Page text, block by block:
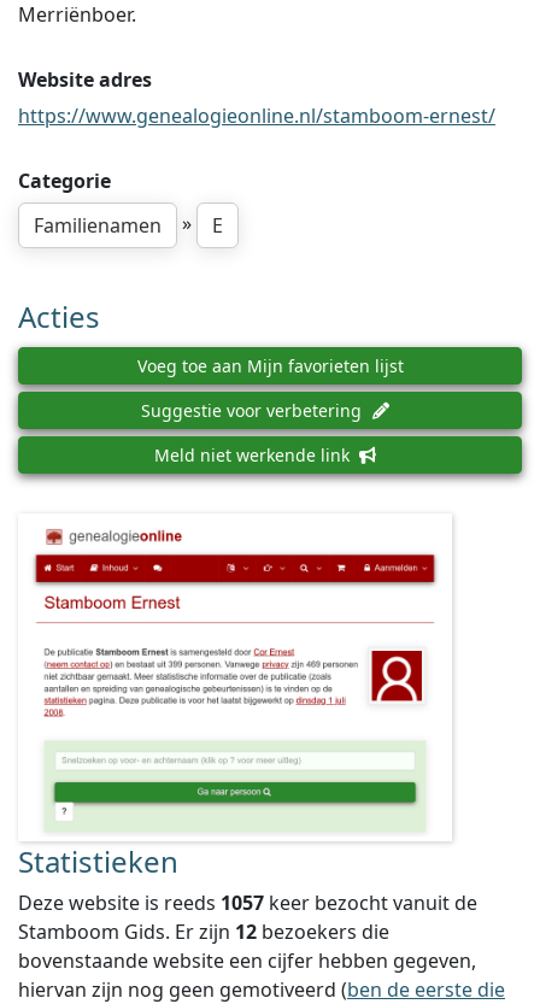
Merriënboer.
Website adres
https://www.genealogieonline.nl/stamboom-ernest/
Categorie
Familienamen
» E
Acties
Voeg toe aan Mijn favorieten lijst
Suggestie voor verbetering
Meld niet werkende link
Statistieken
Deze website is reeds 1057 keer bezocht vanuit de
Stamboom Gids. Er zijn 12 bezoekers die
bovenstaande website een cijfer hebben gegeven,
hiervan zijn nog geen gemotiveerd (ben de eerste die